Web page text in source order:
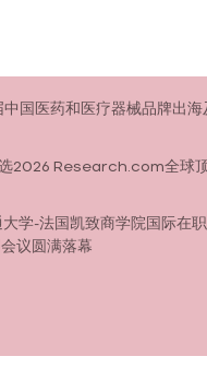
中国医药和医疗器械品牌出海
2026 Research.com全球
学-法国凯致商学院国际在职
议圆满落幕